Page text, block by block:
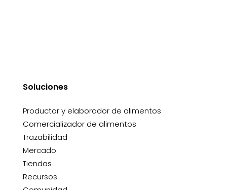
Soluciones
Productor y elaborador de alimentos
Comercializador de alimentos
Trazabilidad
Mercado
Tiendas
Recursos